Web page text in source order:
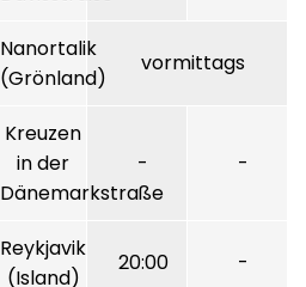
Nanortalik
(Grönland)
vormittags
Kreuzen
in der
Dänemarkstraße
- -
Reykjavik
(Island)
20:00 -